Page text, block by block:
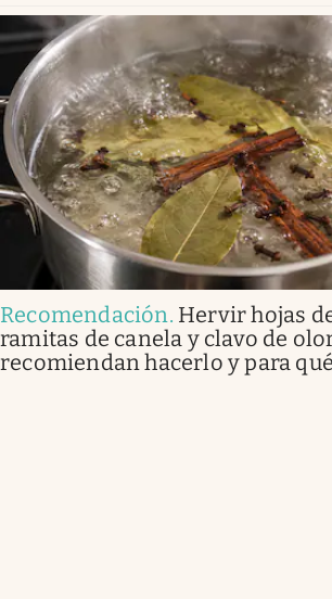
Recomendación. Hervir hojas
ramitas de canela y clavo de
recomiendan hacerlo y para